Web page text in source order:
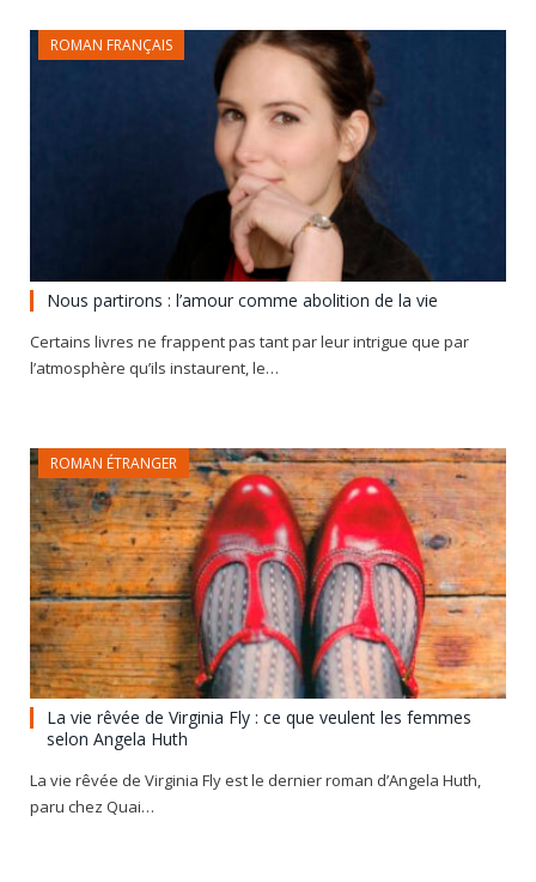
ROMAN FRANÇAIS
Nous partirons : l’amour comme abolition de la vie
Certains livres ne frappent pas tant par leur intrigue que par
l’atmosphère qu’ils instaurent, le…
ROMAN ÉTRANGER
La vie rêvée de Virginia Fly : ce que veulent les femmes
selon Angela Huth
La vie rêvée de Virginia Fly est le dernier roman d’Angela Huth,
paru chez Quai…